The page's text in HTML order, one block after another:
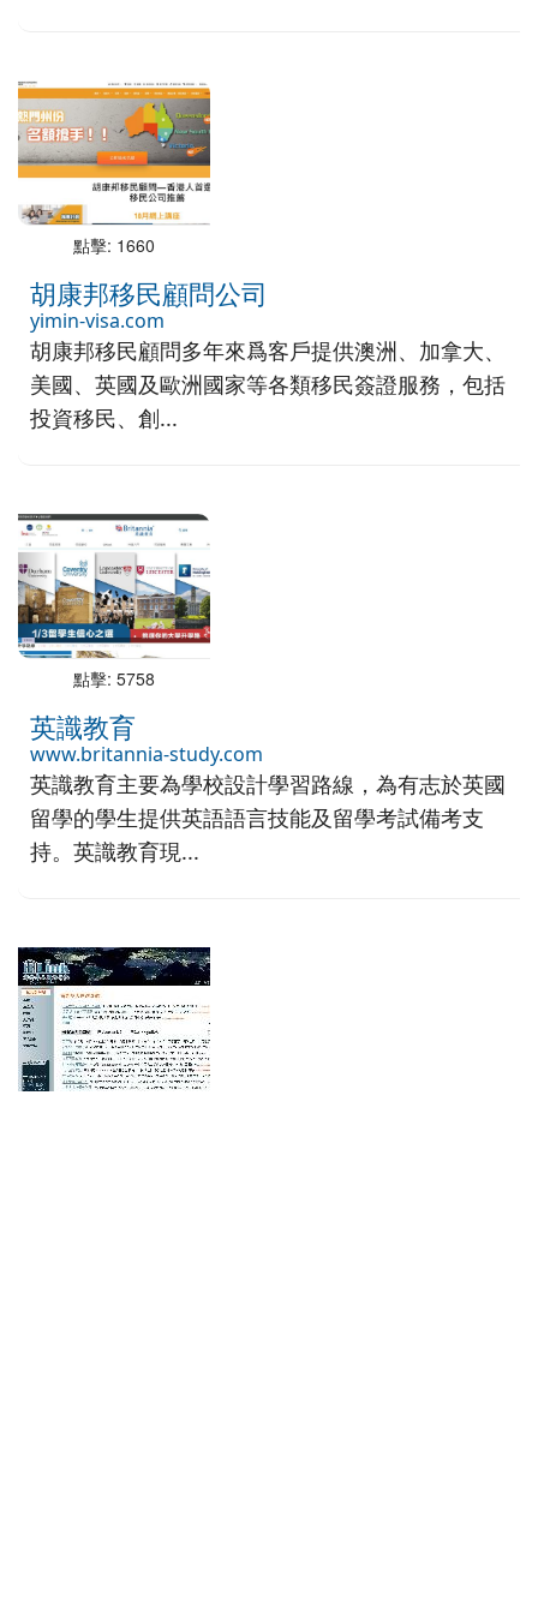
點擊: 1660
胡康邦移民顧問公司
yimin-visa.com
胡康邦移民顧問多年來爲客戶提供澳洲、加拿大、
美國、英國及歐洲國家等各類移民簽證服務，包括
投資移民、創...
點擊: 5758
英識教育
www.britannia-study.com
英識教育主要為學校設計學習路線，為有志於英國
留學的學生提供英語語言技能及留學考試備考支
持。英識教育現...